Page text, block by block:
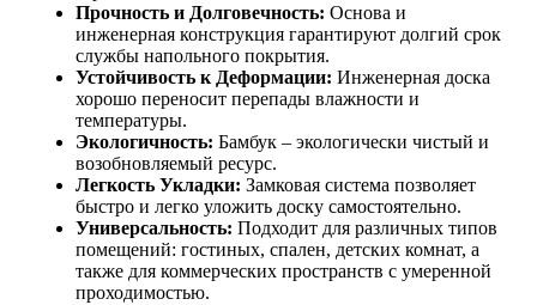
Прочность и Долговечность: Основа и
инженерная конструкция гарантируют долгий срок
службы напольного покрытия.
Устойчивость к Деформации: Инженерная доска
хорошо переносит перепады влажности и
температуры.
Экологичность: Бамбук – экологически чистый и
возобновляемый ресурс.
Легкость Укладки: Замковая система позволяет
быстро и легко уложить доску самостоятельно.
Универсальность: Подходит для различных типов
помещений: гостиных, спален, детских комнат, а
также для коммерческих пространств с умеренной
проходимостью.